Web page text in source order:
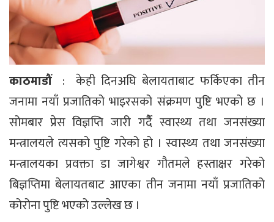
काठमाडौं: केही दिनअघि बेलायताबाट फर्किएका तीन
जनामा नयाँ प्रजातिको भाइरसको संक्रमण पुष्टि भएको छ ।
सोमबार प्रेस विज्ञप्ति जारी गर्दैै स्वास्थ्य तथा जनसंख्या
मन्त्रालयले त्यसको पुष्टि गरेको हो । स्वास्थ्य तथा जनसंख्या
मन्त्रालयका प्रवक्ता डा जागेश्वर गौतमले हस्ताक्षर गरेको
बिज्ञप्तिमा बेलायतबाट आएका तीन जनामा नयाँ प्रजातिको
कोरोना पुष्टि भएको उल्लेख छ ।